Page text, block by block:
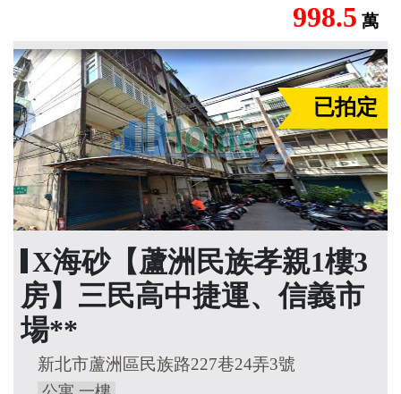
998.5 萬
已拍定
X海砂【蘆洲民族孝親1樓3
房】三民高中捷運、信義市
場**
新北市蘆洲區民族路227巷24弄3號